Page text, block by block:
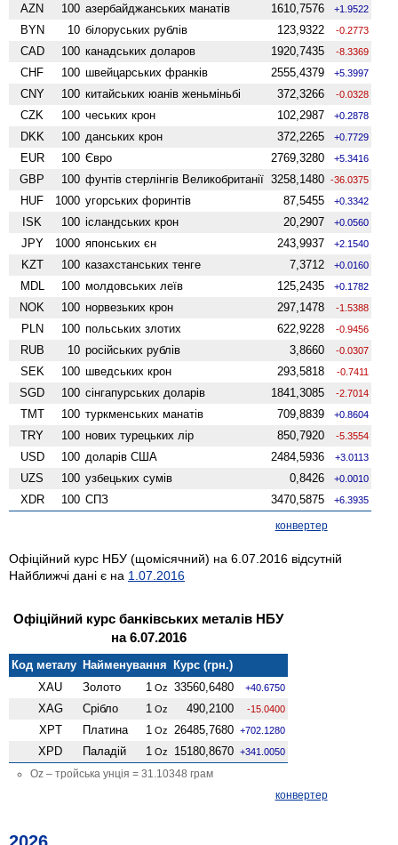
AZN 100 азербайджанських манатів 1610,7576 +1.9522
BYN 10 білоруських рублів 123,9322 -0.2773
CAD 100 канадських доларов 1920,7435 -8.3369
CHF 100 швейцарських франків 2555,4379 +5.3997
CNY 100 китайських юанів женьмiньбi 372,3266 -0.0328
CZK 100 чеських крон 102,2987 +0.2878
DKK 100 данських крон 372,2265 +0.7729
EUR 100 Євро 2769,3280 +5.3416
GBP 100 фунтів стерлінгів Велико­британії 3258,1480 -36.0375
HUF 1000 угорських форинтів 87,5455 +0.3342
ISK 100 ісландських крон 20,2907 +0.0560
JPY 1000 японських єн 243,9937 +2.1540
KZT 100 казахстанських тенге 7,3712 +0.0160
MDL 100 молдовських леїв 125,2435 +0.1782
NOK 100 норвезьких крон 297,1478 -1.5388
PLN 100 польських злотих 622,9228 -0.9456
RUB 10 російських рублів 3,8660 -0.0307
SEK 100 шведських крон 293,5818 -0.7411
SGD 100 сінгапурських доларів 1841,3085 -2.7014
TMT 100 туркменських манатів 709,8839 +0.8604
TRY 100 нових турецьких лір 850,7920 -5.3554
USD 100 доларів США 2484,5936 +3.0113
UZS 100 узбецьких сумів 0,8426 +0.0010
XDR 100 СПЗ 3470,5875 +6.3935
конвертер
Офіційний курс НБУ (щомісячний) на 6.07.2016 відсутній
Найближчі дані є на 1.07.2016
Офіційний курс банківських металів НБУ
на 6.07.2016
Код металу Найменування
Курс (грн.)
XAU
Золото 1 Oz 33560,6480 +40.6750
XAG Срібло 1 Oz 490,2100 -15.0400
XPT Платина 1 Oz 26485,7680 +702.1280
XPD Паладій 1 Oz 15180,8670 +341.0050
Oz – тройська унція = 31.10348 грам
конвертер